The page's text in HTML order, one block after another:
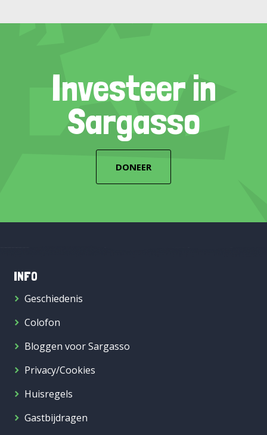
Investeer in
Sargasso
DONEER
INFO
Geschiedenis
Colofon
Bloggen voor Sargasso
Privacy/Cookies
Huisregels
Gastbijdragen